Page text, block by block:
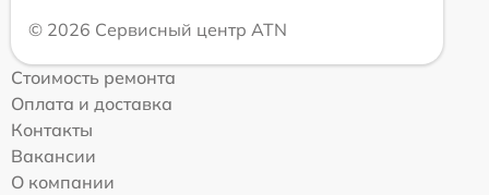
© 2026 Сервисный центр ATN
Стоимость ремонта
Оплата и доставка
Контакты
Вакансии
О компании